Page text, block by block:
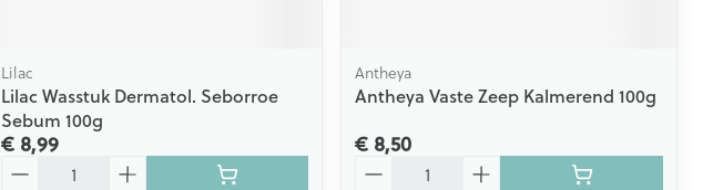
Lilac
Lilac Wasstuk Dermatol. Seborroe
Sebum 100g
€ 8,99
Antheya
Antheya Vaste Zeep Kalmerend 100g
€ 8,50